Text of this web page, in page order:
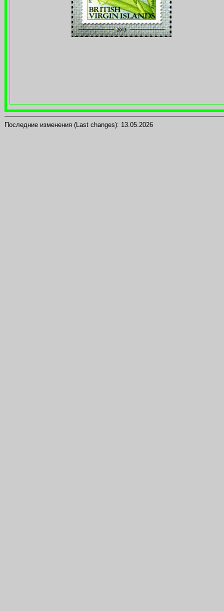
Последние изменения (Last changes): 13.05.2026